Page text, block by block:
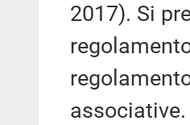
2017). Si